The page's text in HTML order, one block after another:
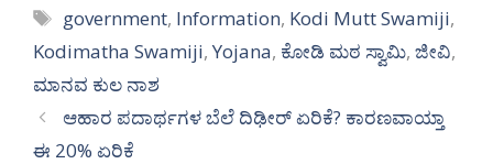
Tags
government, Information, Kodi Mutt Swamiji,
Kodimatha Swamiji, Yojana, ಕೋಡಿ ಮಠ ಸ್ವಾಮಿ, ಜೀವಿ,
ಮಾನವ ಕುಲ ನಾಶ
ಆಹಾರ ಪದಾರ್ಥಗಳ ಬೆಲೆ ದಿಢೀರ್‌ ಏರಿಕೆ? ಕಾರಣವಾಯ್ತಾ
ಈ 20% ಏರಿಕೆ